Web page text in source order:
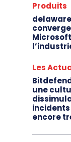
Produits
Les
une
encore